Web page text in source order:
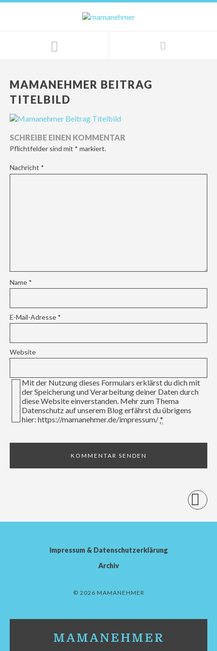
MAMANEHMER BEITRAG
TITELBILD
SCHREIBE EINEN KOMMENTAR
Pflichtfelder sind mit * markiert.
Nachricht *
Name *
E-Mail-Adresse *
Website
Mit der Nutzung dieses Formulars erklärst du dich mit
der Speicherung und Verarbeitung deiner Daten durch
diese Website einverstanden. Mehr zum Thema
Datenschutz auf unserem Blog erfährst du übrigens
hier: https://mamanehmer.de/impressum/*
Impressum & Datenschutzerklärung
Archiv
© 2026 MAMANEHMER
MAMANEHMER